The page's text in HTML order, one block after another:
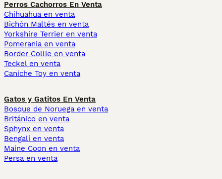
Perros Cachorros En Venta
Chihuahua en venta
Bichón Maltés en venta
Yorkshire Terrier en venta
Pomerania en venta
Border Collie en venta
Teckel en venta
Caniche Toy en venta
Gatos y Gatitos En Venta
Bosque de Noruega en venta
Británico en venta
Sphynx en venta
Bengalí en venta
Maine Coon en venta
Persa en venta